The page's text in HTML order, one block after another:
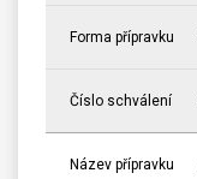
Forma přípravku
Číslo schválení
Název přípravku